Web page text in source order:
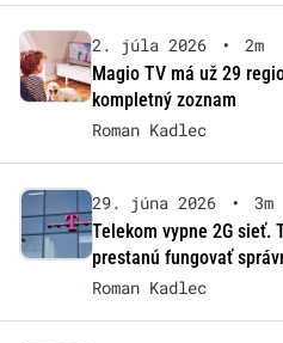
2. júla 2026 •
2m
Magio TV má už 29
kompletný zoznam
Roman Kadlec
29. júna 2026 •
3m
Telekom vypne 2G sieť.
prestanú fungovať
Roman Kadlec